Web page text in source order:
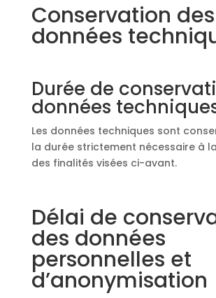
Conservation des
données
Durée de
données
Les données techniques sont
la durée strictement nécessaire à
des finalités visées ci-avant.
Délai de
des données
personnelles et
d’anonymisation